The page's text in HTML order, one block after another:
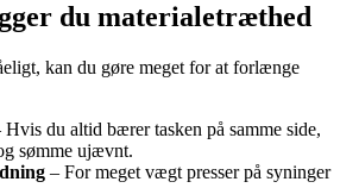
du materialetræthed
kan du gøre meget for at forlænge
Hvis du altid bærer tasken på samme side,
sømme ujævnt.
– For meget vægt presser på syninger